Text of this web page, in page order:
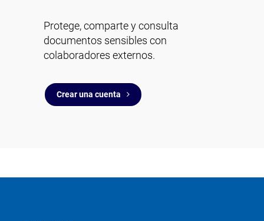
Protege, comparte y consulta
documentos sensibles con
colaboradores externos.
Crear una cuenta